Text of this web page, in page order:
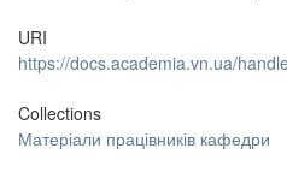
URI
https://docs.academia.vn.ua/
Collections
Матеріали працівників кафедри